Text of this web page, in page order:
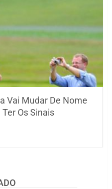
Vai Mudar De Nome
Os Sinais